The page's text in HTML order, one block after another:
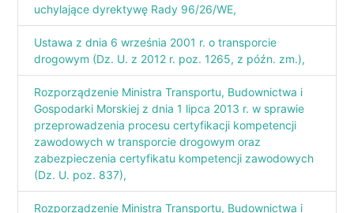
uchylające dyrektywę Rady 96/26/WE,
Ustawa z dnia 6 września 2001 r. o transporcie
drogowym (Dz. U. z 2012 r. poz. 1265, z późn. zm.),
Rozporządzenie Ministra Transportu, Budownictwa i
Gospodarki Morskiej z dnia 1 lipca 2013 r. w sprawie
przeprowadzenia procesu certyfikacji kompetencji
zawodowych w transporcie drogowym oraz
zabezpieczenia certyfikatu kompetencji zawodowych
(Dz. U. poz. 837),
Rozporządzenie Ministra Transportu, Budownictwa i